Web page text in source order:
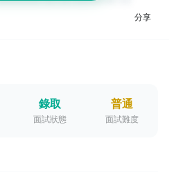
分享
錄取
面試狀態
普通
面試難度